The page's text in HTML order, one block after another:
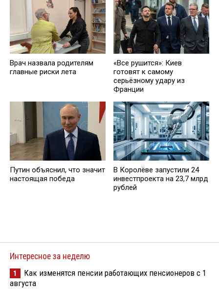
Врач назвала родителям
главные риски лета
«Все рушится»: Киев
готовят к самому
серьёзному удару из
Франции
Путин объяснил, что значит
настоящая победа
В Королёве запустили 24
инвестпроекта на 23,7 млрд
рублей
Интересное за неделю
1
Как изменятся пенсии работающих пенсионеров с 1
августа